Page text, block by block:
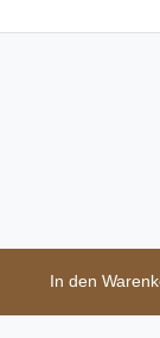
In den